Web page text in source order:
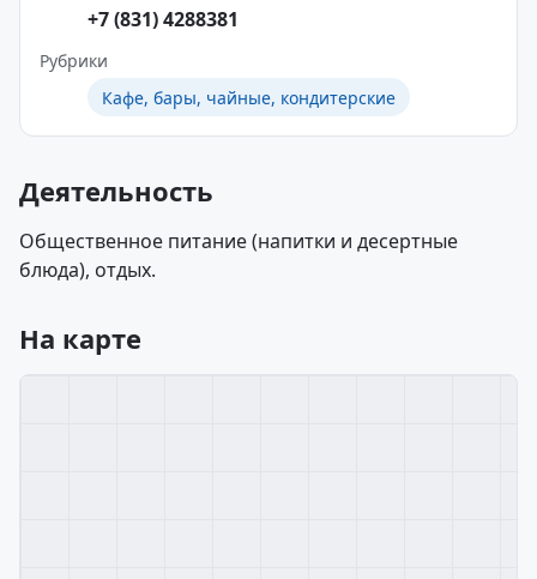
+7 (831) 4288381
Рубрики
Кафе, бары, чайные, кондитерские
Деятельность
Общественное питание (напитки и десертные
блюда), отдых.
На карте